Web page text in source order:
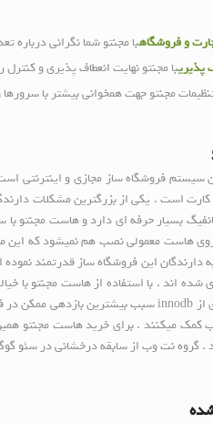
و فروشگاهبا مجنتو شما نگرانی درباره
پذیریبا مجنتو نهایت انعطاف پذیری و کنترل
مجنتو جهت همخوانی بیشتر با
سیستم فروشگاه ساز مجازی و
کارت است . یکی از بزرگترین مشکلات
بسیار حرفه ای دارد و هاست مجنتو
روی هاست معمولی نصب هم نمیشود که
این فروشگاه ساز قدرتمند
اند . با استفاده از هاست مجنتو با
میکنند . برای خرید هاست مجنتو همین
. گروه نت وب از سابقه درخشانی در سئو